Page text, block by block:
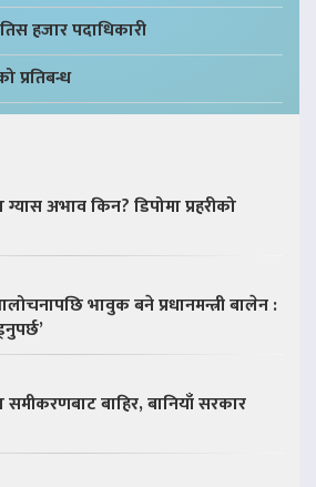
हजार पदाधिकारी
प्रतिबन्ध
अभाव किन? डिपोमा प्रहरीको
भावुक बने प्रधानमन्त्री बालेन :
समीकरणबाट बाहिर, बानियाँ सरकार